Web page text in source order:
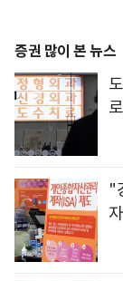
증권 많이 본 뉴스
"